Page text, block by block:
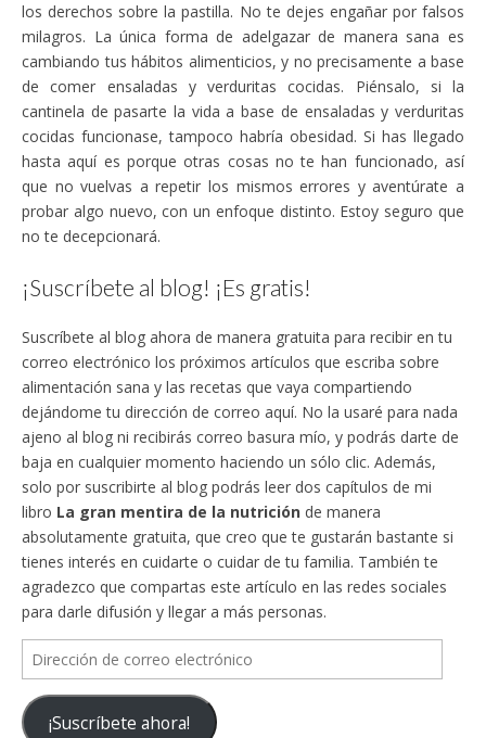
los derechos sobre la pastilla. No te dejes engañar por falsos
milagros. La única forma de adelgazar de manera sana es
cambiando tus hábitos alimenticios, y no precisamente a base
de comer ensaladas y verduritas cocidas. Piénsalo, si la
cantinela de pasarte la vida a base de ensaladas y verduritas
cocidas funcionase, tampoco habría obesidad. Si has llegado
hasta aquí es porque otras cosas no te han funcionado, así
que no vuelvas a repetir los mismos errores y aventúrate a
probar algo nuevo, con un enfoque distinto. Estoy seguro que
no te decepcionará.
¡Suscríbete al blog! ¡Es gratis!
Suscríbete al blog ahora de manera gratuita para recibir en tu
correo electrónico los próximos artículos que escriba sobre
alimentación sana y las recetas que vaya compartiendo
dejándome tu dirección de correo aquí. No la usaré para nada
ajeno al blog ni recibirás correo basura mío, y podrás darte de
baja en cualquier momento haciendo un sólo clic. Además,
solo por suscribirte al blog podrás leer dos capítulos de mi
libro La gran mentira de la nutrición de manera
absolutamente gratuita, que creo que te gustarán bastante si
tienes interés en cuidarte o cuidar de tu familia. También te
agradezco que compartas este artículo en las redes sociales
para darle difusión y llegar a más personas.
Dirección
de
correo
electrónico
¡Suscríbete ahora!